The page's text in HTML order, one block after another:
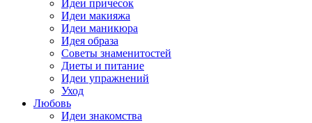
Идеи причесок
Идеи макияжа
Идеи маникюра
Идея образа
Советы знаменитостей
Диеты и питание
Идеи упражнений
Уход
Любовь
Идеи знакомства